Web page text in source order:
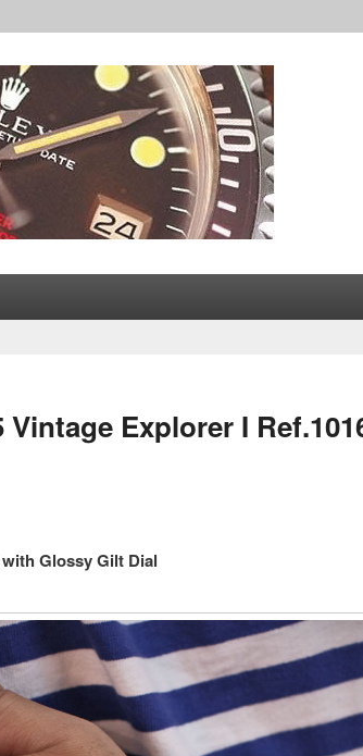
Vintage Explorer I
Glossy Gilt Dial